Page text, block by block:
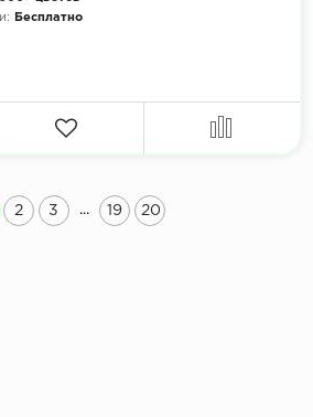
Бесплатно
2 3 ... 19 20